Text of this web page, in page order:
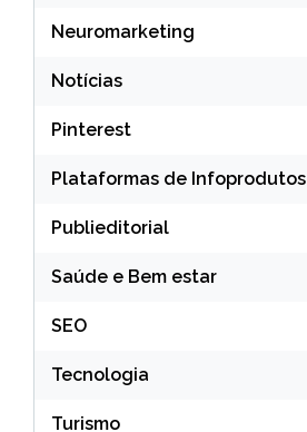
Neuromarketing
Notícias
Pinterest
Plataformas de Infoprodutos
Publieditorial
Saúde e Bem estar
SEO
Tecnologia
Turismo